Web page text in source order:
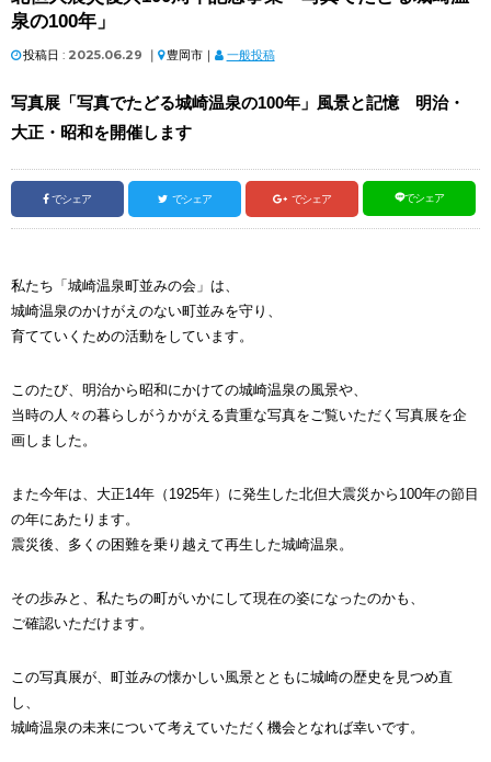
泉の100年」
投稿日 : 2025.06.29 ｜ 豊岡市｜ 一般投稿
写真展「写真でたどる城崎温泉の100年」風景と記憶 明治・
大正・昭和を開催します
でシェア でシェア でシェア でシェア
私たち「城崎温泉町並みの会」は、
城崎温泉のかけがえのない町並みを守り、
育てていくための活動をしています。
このたび、明治から昭和にかけての城崎温泉の風景や、
当時の人々の暮らしがうかがえる貴重な写真をご覧いただく写真展を企
画しました。
また今年は、大正14年（1925年）に発生した北但大震災から100年の節目
の年にあたります。
震災後、多くの困難を乗り越えて再生した城崎温泉。
その歩みと、私たちの町がいかにして現在の姿になったのかも、
ご確認いただけます。
この写真展が、町並みの懐かしい風景とともに城崎の歴史を見つめ直
し、
城崎温泉の未来について考えていただく機会となれば幸いです。